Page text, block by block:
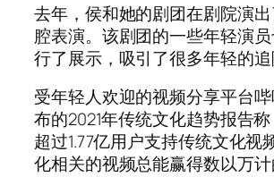
去年，侯和她的剧团在剧院演
腔表演。该剧团的一些年轻演
行了展示，吸引了很多年轻的追
受年轻人欢迎的视频分享平台
布的2021年传统文化趋势报告
超过1.77亿用户支持传统文化视
化相关的视频总能赢得数以万计